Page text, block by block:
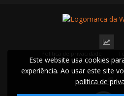
2024 © Todos os
Este website usa cookies
experiência. Ao usar este site
política de